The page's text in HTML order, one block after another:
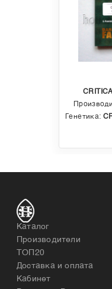
Генетика:
Каталог
Производители
ТОП20
Доставка и оплата
Кабинет